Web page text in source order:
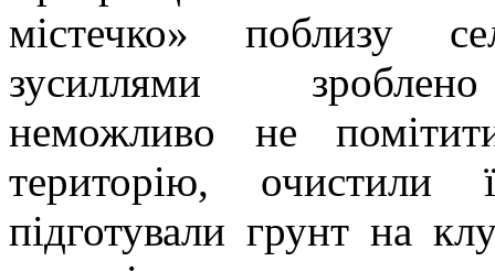
містечко» поблизу
зусиллями зроблено
неможливо не
територію, очистили
підготували грунт на